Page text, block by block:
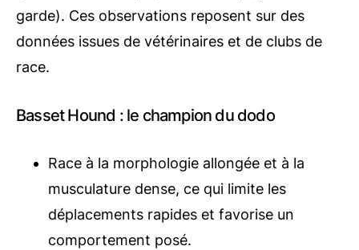
garde). Ces observations reposent sur des
données issues de vétérinaires et de clubs de
race.
Basset Hound : le champion du dodo
Race à la morphologie allongée et à la
musculature dense, ce qui limite les
déplacements rapides et favorise un
comportement posé.